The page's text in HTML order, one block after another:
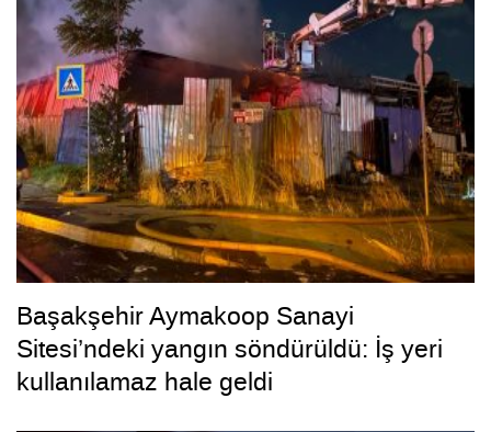
Başakşehir Aymakoop Sanayi
Sitesi’ndeki yangın söndürüldü: İş yeri
kullanılamaz hale geldi